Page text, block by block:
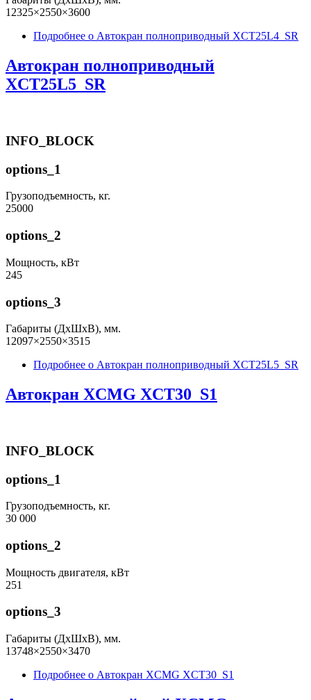
12325×2550×3600
Подробнее о Автокран полноприводный XCT25L4_SR
Автокран полноприводный
XCT25L5_SR
INFO_BLOCK
options_1
Грузоподъемность, кг.
25000
options_2
Мощность, кВт
245
options_3
Габариты (ДхШхВ), мм.
12097×2550×3515
Подробнее о Автокран полноприводный XCT25L5_SR
Автокран XCMG XCT30_S1
INFO_BLOCK
options_1
Грузоподъемность, кг.
30 000
options_2
Мощность двигателя, кВт
251
options_3
Габариты (ДхШхВ), мм.
13748×2550×3470
Подробнее о Автокран XCMG XCT30_S1